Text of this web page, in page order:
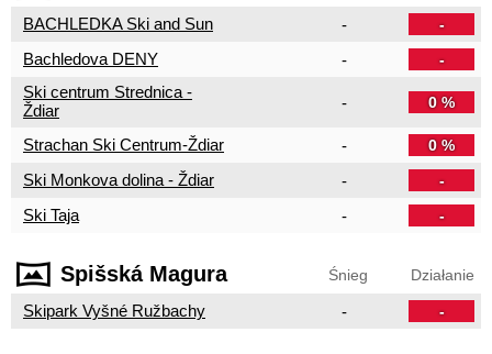
BACHLEDKA Ski and Sun - -
Bachledova DENY - -
Ski centrum Strednica -
Ždiar
- 0 %
Strachan Ski Centrum-Ždiar - 0 %
Ski Monkova dolina - Ždiar - -
Ski Taja - -
Spišská Magura Śnieg Działanie
Skipark Vyšné Ružbachy - -